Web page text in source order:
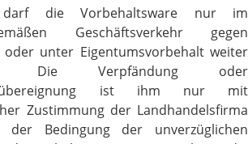
die Vorbehaltsware nur im
Geschäftsverkehr gegen
oder unter Eigentumsvorbehalt weiter
Die Verpfändung oder
ist ihm nur mit
Zustimmung der Landhandelsfirma
Bedingung der unverzüglichen